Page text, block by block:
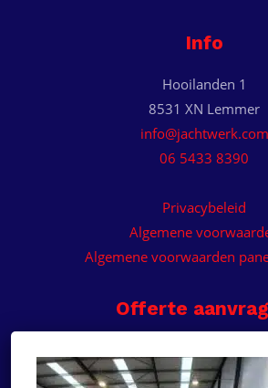
Info
Hooilanden 1
8531 XN Lemmer
info@jachtwerk.com
06 5433 8390
Privacybeleid
Algemene
Algemene voorwaarden
Offerte
een kunststof teakdek voor uw